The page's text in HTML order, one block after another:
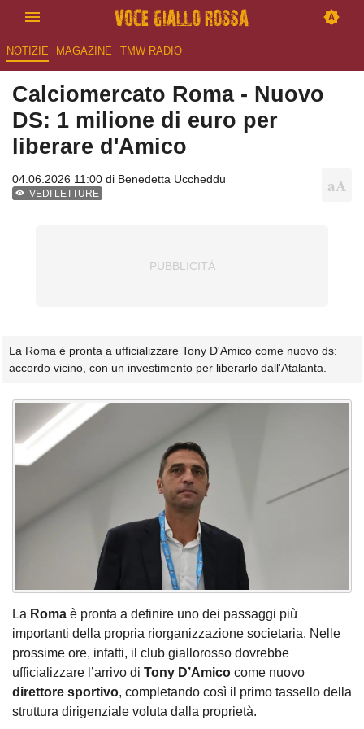
NOTIZIE MAGAZINE TMW RADIO
Calciomercato Roma - Nuovo
DS: 1 milione di euro per
liberare d'Amico
04.06.2026 11:00 di Benedetta Uccheddu
VEDI LETTURE
La Roma è pronta a ufficializzare Tony D'Amico come nuovo ds:
accordo vicino, con un investimento per liberarlo dall'Atalanta.
La Roma è pronta a definire uno dei passaggi più
importanti della propria riorganizzazione societaria. Nelle
prossime ore, infatti, il club giallorosso dovrebbe
ufficializzare l’arrivo di Tony D’Amico come nuovo
direttore sportivo, completando così il primo tassello della
struttura dirigenziale voluta dalla proprietà.